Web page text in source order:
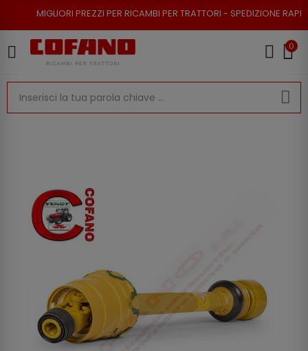
PREZZI PER RICAMBI PER TRATTORI - SPEDIZIONE RAPIDA - RESO
0